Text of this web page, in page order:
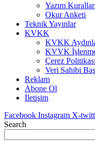
Yazım
Okur Anketi
Teknik Yayınlar
KVKK
KVKK
KVVK
Çerez Politikası
Veri Sahibi
Reklam
Abone Ol
İletişim
Facebook Instagram X-
Search